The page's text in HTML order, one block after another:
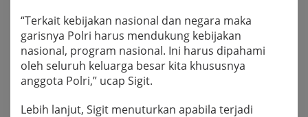
“Terkait kebijakan nasional dan negara maka
garisnya Polri harus mendukung kebijakan
nasional, program nasional. Ini harus dipahami
oleh seluruh keluarga besar kita khususnya
anggota Polri,” ucap Sigit.
Lebih lanjut, Sigit menuturkan apabila terjadi